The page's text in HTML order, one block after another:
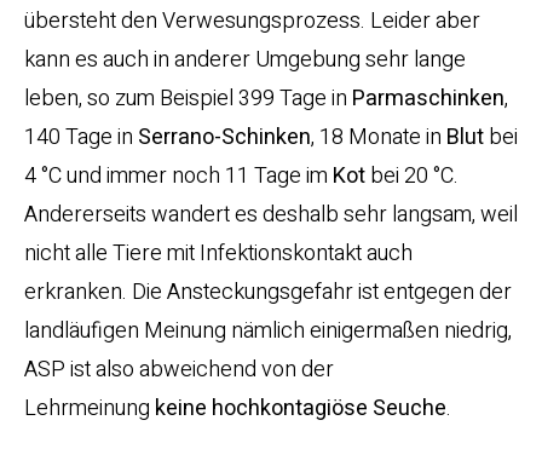
übersteht den Verwesungsprozess. Leider aber
kann es auch in anderer Umgebung sehr lange
leben, so zum Beispiel 399 Tage in Parmaschinken,
140 Tage in Serrano-Schinken, 18 Monate in Blutbei
4 °C und immer noch 11 Tage im Kotbei 20 °C.
Andererseits wandert es deshalb sehr langsam, weil
nicht alle Tiere mit Infektionskontakt auch
erkranken. Die Ansteckungsgefahr ist entgegen der
landläufigen Meinung nämlich einigermaßen niedrig,
ASP ist also abweichend von der
Lehrmeinung keine hochkontagiöse Seuche.